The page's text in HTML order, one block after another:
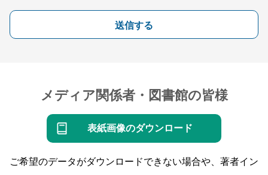
送信する
メディア関係者・図書館の皆様
表紙画像のダウンロード
ご希望のデータがダウンロードできない場合や、著者イン